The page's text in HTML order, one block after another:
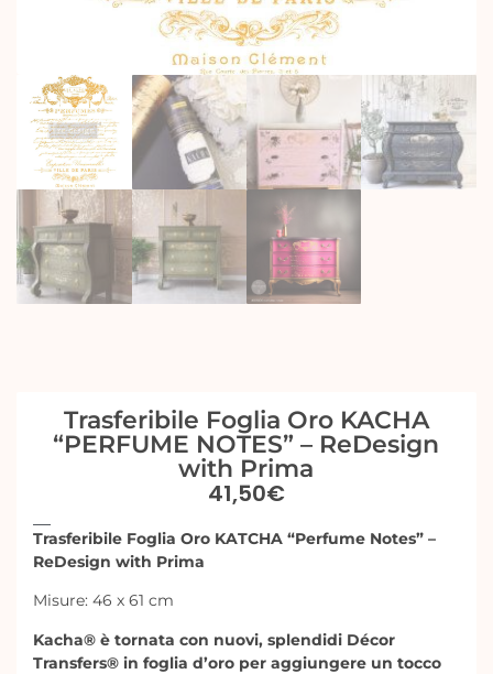
Trasferibile Foglia Oro KACHA
“PERFUME NOTES” – ReDesign
with Prima
41,50€
Trasferibile Foglia Oro KATCHA “Perfume Notes” –
ReDesign with Prima
Misure: 46 x 61 cm
Kacha® è tornata con nuovi, splendidi Décor
Transfers® in foglia d’oro per aggiungere un tocco